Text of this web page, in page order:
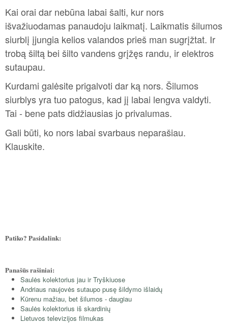
Kai orai dar nebūna labai šalti, kur nors
išvažiuodamas panaudoju laikmatį. Laikmatis šilumos
siurblį įjungia kelios valandos prieš man sugrįžtat. Ir
trobą šiltą bei šilto vandens grįžęs randu, ir elektros
sutaupau.
Kurdami galėsite prigalvoti dar ką nors. Šilumos
siurblys yra tuo patogus, kad jį labai lengva valdyti.
Tai - bene pats didžiausias jo privalumas.
Gali būti, ko nors labai svarbaus neparašiau.
Klauskite.
Patiko? Pasidalink:
Panašūs rašiniai:
Saulės kolektorius jau ir Tryškiuose
Andriaus naujovės sutaupo pusę šildymo išlaidų
Kūrenu mažiau, bet šilumos - daugiau
Saulės kolektorius iš skardinių
Lietuvos televizijos filmukas